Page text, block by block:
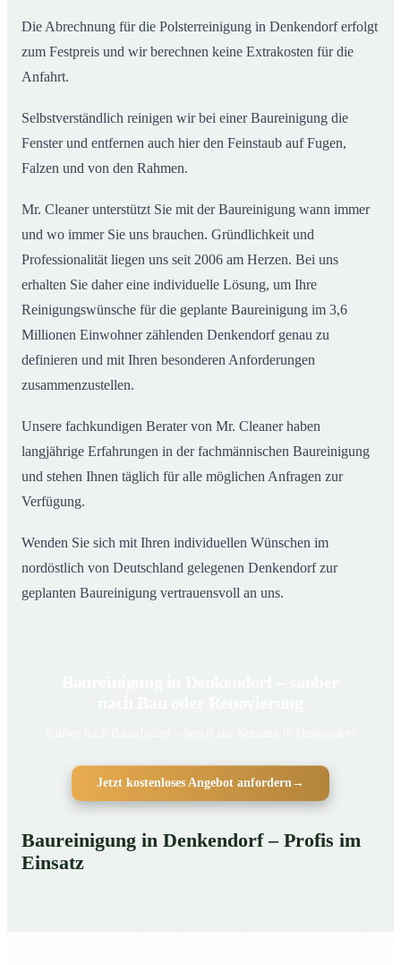
Die Abrechnung für die Polsterreinigung in Denkendorf erfolgt
zum Festpreis und wir berechnen keine Extrakosten für die
Anfahrt.
Selbstverständlich reinigen wir bei einer Baureinigung die
Fenster und entfernen auch hier den Feinstaub auf Fugen,
Falzen und von den Rahmen.
Mr. Cleaner unterstützt Sie mit der Baureinigung wann immer
und wo immer Sie uns brauchen. Gründlichkeit und
Professionalität liegen uns seit 2006 am Herzen. Bei uns
erhalten Sie daher eine individuelle Lösung, um Ihre
Reinigungswünsche für die geplante Baureinigung im 3,6
Millionen Einwohner zählenden Denkendorf genau zu
definieren und mit Ihren besonderen Anforderungen
zusammenzustellen.
Unsere fachkundigen Berater von Mr. Cleaner haben
langjährige Erfahrungen in der fachmännischen Baureinigung
und stehen Ihnen täglich für alle möglichen Anfragen zur
Verfügung.
Wenden Sie sich mit Ihren individuellen Wünschen im
nordöstlich von Deutschland gelegenen Denkendorf zur
geplanten Baureinigung vertrauensvoll an uns.
Jetzt kostenloses Angebot anfordern→
Baureinigung in Denkendorf – Profis im
Einsatz